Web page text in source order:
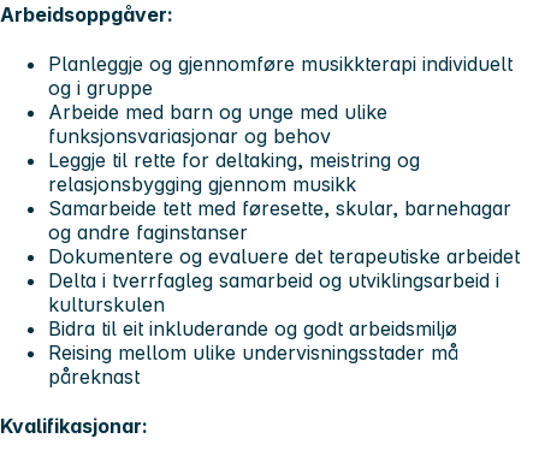
Arbeidsoppgåver:
Planleggje og gjennomføre musikkterapi individuelt
og i gruppe
Arbeide med barn og unge med ulike
funksjonsvariasjonar og behov
Leggje til rette for deltaking, meistring og
relasjonsbygging gjennom musikk
Samarbeide tett med føresette, skular, barnehagar
og andre faginstanser
Dokumentere og evaluere det terapeutiske arbeidet
Delta i tverrfagleg samarbeid og utviklingsarbeid i
kulturskulen
Bidra til eit inkluderande og godt arbeidsmiljø
Reising mellom ulike undervisningsstader må
påreknast
Kvalifikasjonar: